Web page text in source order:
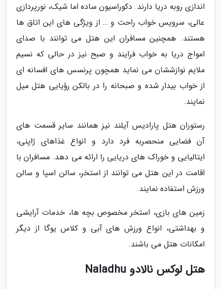
اندازی روبه دریا دارند. دکوراسیون ساده اما شیک، نورپردازی
عالی، سرویس خواب راحت و … از ویژگی های این اتاق ها
هستند. همچنین مسافران این هتل می توانند با صدای
امواج دریا به خواب فرایند و صبح نیز در حالی که نسیم
ملایم نوازششان می نماید همچون پرنسس های افسانه ای
از خواب بیدار شده و صبحانه را در بالکن رؤیایی هتل میل
نمایند.
رستوران هتل پارادیس آیلند نیز همانند سایر قسمت های
آن فضایی منحصربه فرد دارد و انواع غذاهای ژاپنی،
ایتالیایی و خوراک های دریایی را ارائه می دهد. مسافران با
اقامت در این هتل می توانند از استخر، سالن اسپا و سالن
ورزش استفاده نمایند.
زمین های بازی، استخر مخصوص بچه ها، خدمات آرایشی
و بهداشتی، انواع ورزش های آبی و کلاس یوگا از دیگر
امکانات هتل می باشند.
هتل لوکس نالادو Naladhu